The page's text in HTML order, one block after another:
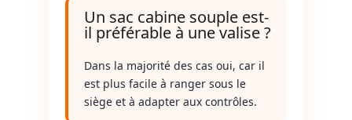
Un sac cabine souple est-
il préférable à une valise ?
Dans la majorité des cas oui, car il
est plus facile à ranger sous le
siège et à adapter aux contrôles.